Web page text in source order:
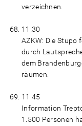
verzeichnen.
11.30
AZKW: Die Stupo
durch
dem
räumen.
11.45
Information
1.500 Personen